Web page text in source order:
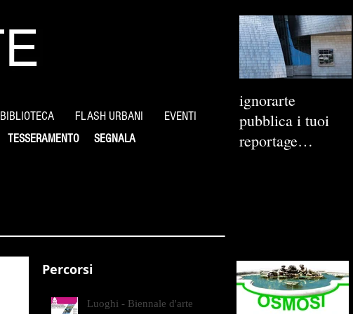
BIBLIOTECA FLASH URBANI EVENTI
SEGNALA
TESSERAMENTO
ignorarte
pubblica i tuoi
reportage
Percorsi
Luoghi - Biennale d'arte